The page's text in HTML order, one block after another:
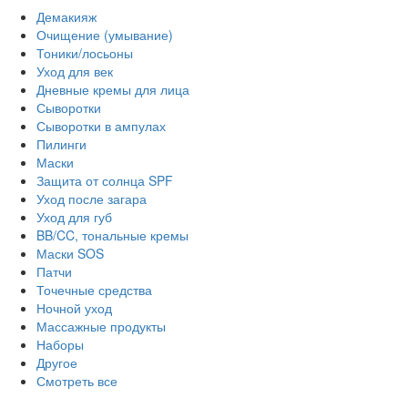
Демакияж
Очищение (умывание)
Тоники/лосьоны
Уход для век
Дневные кремы для лица
Сыворотки
Сыворотки в ампулах
Пилинги
Маски
Защита от солнца SPF
Уход после загара
Уход для губ
BB/CC, тональные кремы
Маски SOS
Патчи
Точечные средства
Ночной уход
Массажные продукты
Наборы
Другое
Смотреть все